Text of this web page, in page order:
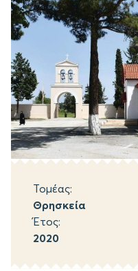
Τομέας:
Θρησκεία
Έτος:
2020